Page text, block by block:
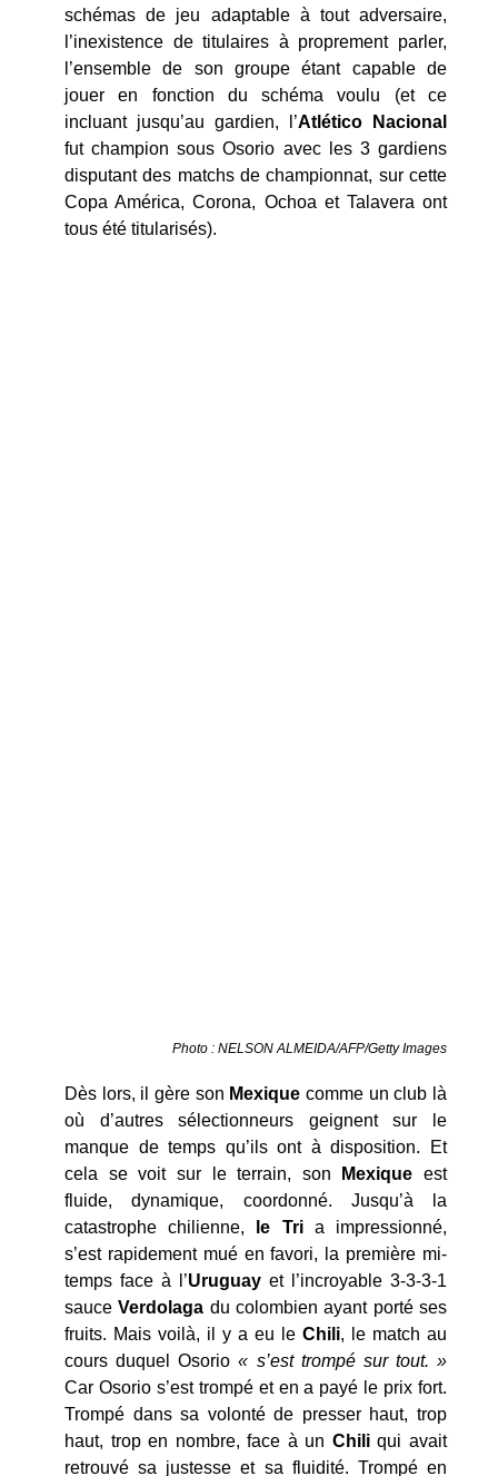
schémas de jeu adaptable à tout adversaire,
l’inexistence de titulaires à proprement parler,
l’ensemble de son groupe étant capable de
jouer en fonction du schéma voulu (et ce
incluant jusqu’au gardien, l’Atlético Nacional
fut champion sous Osorio avec les 3 gardiens
disputant des matchs de championnat, sur cette
Copa América, Corona, Ochoa et Talavera ont
tous été titularisés).
Photo : NELSON ALMEIDA/AFP/Getty Images
Dès lors, il gère son Mexique comme un club là
où d’autres sélectionneurs geignent sur le
manque de temps qu’ils ont à disposition. Et
cela se voit sur le terrain, son
Mexique est
fluide, dynamique, coordonné. Jusqu’à la
catastrophe chilienne,
le Tria impressionné,
s’est rapidement mué en favori, la première mi-
temps face à l’Uruguay et l’incroyable 3-3-3-1
sauceVerdolaga du colombien ayant porté ses
fruits. Mais voilà, il y a eu le Chili, le match au
cours duquel Osorio« s’est trompé sur tout. »
Car Osorio s’est trompé et en a payé le prix fort.
Trompé dans sa volonté de presser haut, trop
haut, trop en nombre, face à un Chiliqui avait
retrouvé sa justesse et sa fluidité. Trompé en